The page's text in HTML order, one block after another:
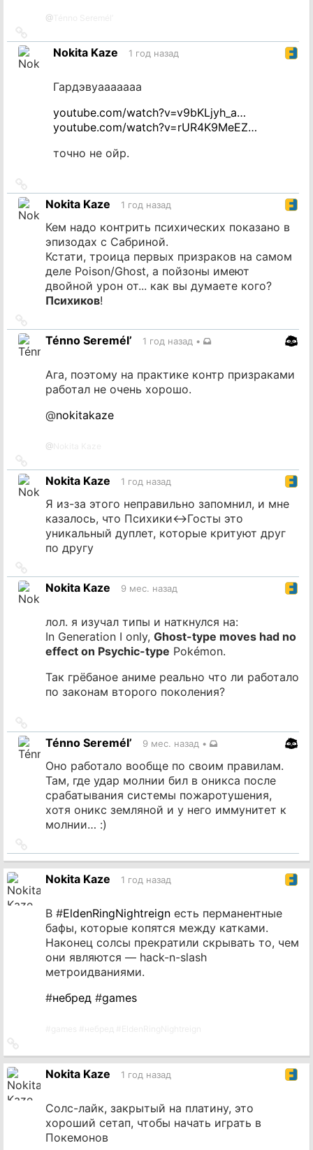
@
на
источникNokita Kaze 1 год назад
Гардэвуааааааа
youtube.com/watch?v=v9bKLjyh_a…
youtube.com/watch?v=rUR4K9MeEZ…
точно не ойр.
на
источник
Nokita Kaze 1 год назад
Кем надо контрить психических показано в
эпизодах с Сабриной.
Кстати, троица первых призраков на самом
деле Poison/Ghost, а пойзоны имеют
двойной урон от... как вы думаете кого?
Психиков!
на
источник
Ténno Seremél’ 1 год назад •
Ага, поэтому на практике контр призраками
работал не очень хорошо.
@nokitakaze
@
на
источник
Nokita Kaze 1 год назад
Я из-за этого неправильно запомнил, и мне
казалось, что Психики<->Госты это
уникальный дуплет, которые критуют друг
по другу
на
источник
Nokita Kaze 9 мес. назад
лол. я изучал типы и наткнулся на:
In Generation I only, Ghost-type moves had no
effect on Psychic-type Pokémon.
Так грёбаное аниме реально что ли работало
по законам второго поколения?
на
источник
Ténno Seremél’ 9 мес. назад •
Оно работало вообще по своим правилам.
Там, где удар молнии бил в оникса после
срабатывания системы пожаротушения,
хотя оникс земляной и у него иммунитет к
молнии… :)
на
источник
Nokita Kaze 1 год назад
В #EldenRingNightreign есть перманентные
бафы, которые копятся между катками.
Наконец солсы прекратили скрывать то, чем
они являются — hack-n-slash
метроидваниями.
#небред #games
на
источникNokita Kaze 1 год назад
Солс-лайк, закрытый на платину, это
хороший сетап, чтобы начать играть в
Покемонов